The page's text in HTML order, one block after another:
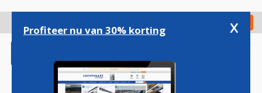
gaan
Check in
Profiteer nu van 30% korting x